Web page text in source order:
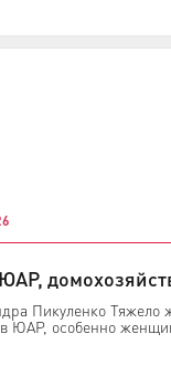
Пикуленко Тяжело
ЮАР, особенно